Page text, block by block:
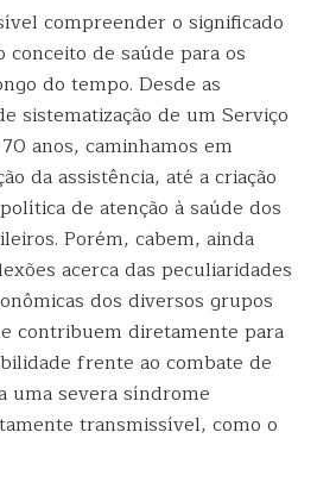
compreender o significado
de saúde para os
do tempo. Desde as
sistematização de um Serviço
anos, caminhamos em
da assistência, até a criação
de atenção à saúde dos
Porém, cabem, ainda
acerca das peculiaridades
dos diversos grupos
contribuem diretamente para
frente ao combate de
uma severa síndrome
transmissível, como o